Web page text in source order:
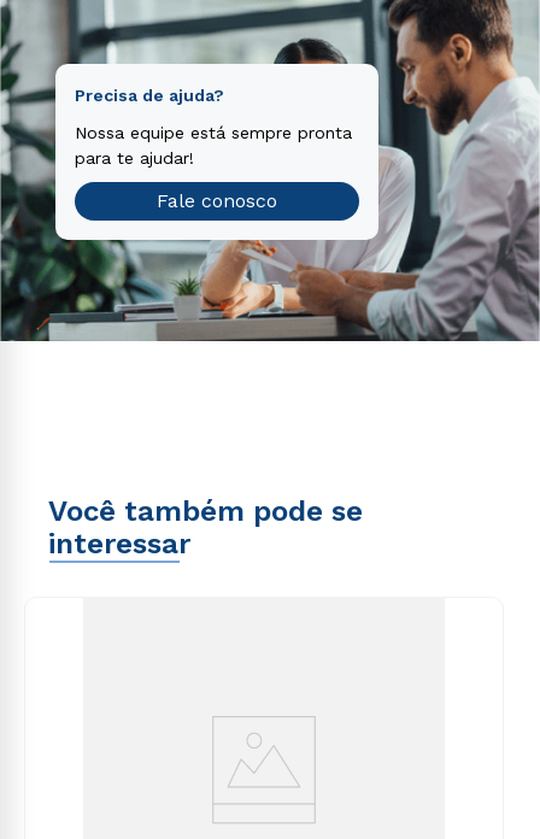
Teste vocacional
Precisa de ajuda?
Nossa equipe está sempre pronta
para te ajudar!
Fale conosco
Você também pode se
interessar